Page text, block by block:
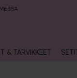
& TARVIKKEET